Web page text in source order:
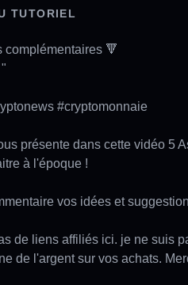
TUTORIEL
complémentaires 🔻
#cryptomonnaie
présente dans cette vidéo 5
à l'époque !
vos idées et
de liens affiliés ici. je ne suis
de l'argent sur vos achats.